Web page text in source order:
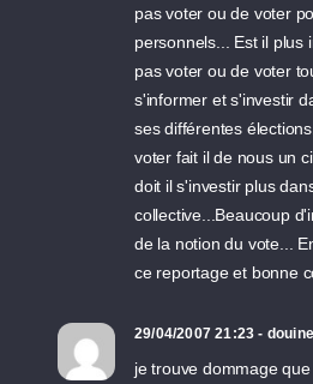
pas voter ou de voter
personnels... Est il plus
pas voter ou de voter
s'informer et s'investir
ses différentes
voter fait il de nous un
doit il s'investir plus
collective...Beaucoup
de la notion du vote...
ce reportage et bonne
29/04/2007 21:23 - douine
je trouve dommage